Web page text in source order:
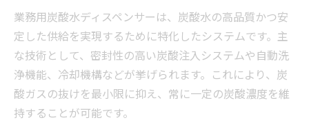
業務用炭酸水ディスペンサーは、炭酸水の高品質かつ安
定した供給を実現するために特化したシステムです。主
な技術として、密封性の高い炭酸注入システムや自動洗
浄機能、冷却機構などが挙げられます。これにより、炭
酸ガスの抜けを最小限に抑え、常に一定の炭酸濃度を維
持することが可能です。